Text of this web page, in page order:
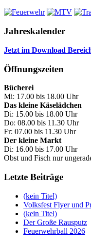
Jahreskalender
Jetzt im Download
Öffnungszeiten
Bücherei
Mi: 17.00 bis 18.00 Uhr
Das kleine Käselädchen
Di: 15.00 bis 18.00 Uhr
Do: 08.00 bis 11.30 Uhr
Fr: 07.00 bis 11.30 Uhr
Der kleine Markt
Di: 16.00 bis 17.00 Uhr
Obst und Fisch nur
Letzte Beiträge
(kein Titel)
Volksfest Flyer und
(kein Titel)
Der Große Rausputz
Feuerwehrball 2026